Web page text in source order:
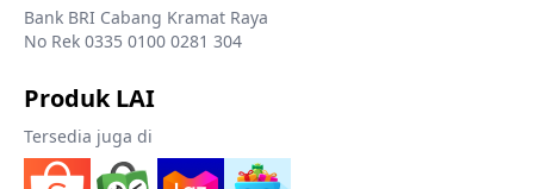
Bank BRI Cabang Kramat Raya
No Rek 0335 0100 0281 304
Produk LAI
Tersedia juga di